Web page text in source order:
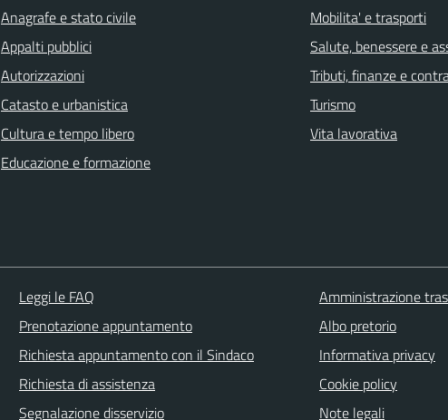
Anagrafe e stato civile
Appalti pubblici
Autorizzazioni
Catasto e urbanistica
Cultura e tempo libero
Educazione e formazione
Mobilita' e trasporti
Salute, benessere e
Tributi, finanze e
Turismo
Vita lavorativa
Leggi le FAQ
Prenotazione appuntamento
Richiesta appuntamento con il Sindaco
Richiesta di assistenza
Segnalazione disservizio
Amministrazione
Albo pretorio
Informativa privacy
Cookie policy
Note legali